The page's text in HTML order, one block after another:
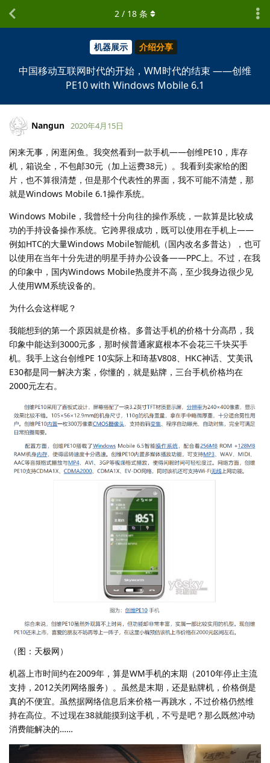
机器展示 介绍分享
中国移动互联网时代的开始，WM时代的结束 ——创维
PE10 with Windows Mobile 6.1
2 / 18 条
Nangun 2020年4月15日
闲来无事，闲逛闲鱼。我突然看到一款手机——创维PE10，库存
机，箱说全，不包邮30元（加上运费38元）。我看到卖家给的图
片，也不算很清楚，但是那个代表性的界面，我不可能不清楚，那
就是Windows Mobile 6.1操作系统。
Windows Mobile，我曾经十分向往的操作系统，一款算是比较成
功的手持设备操作系统。它跨界很成功，既可以使用在手机上——
例如HTC的大量Windows Mobile智能机（国内改名多普达），也可
以使用在当年十分先进的明星手持办公设备——PPC上。不过，在我
的印象中，国内Windows Mobile热度并不高，至少我身边很少见
人使用WM系统设备的。
为什么会这样呢？
我能想到的第一个原因就是价格。多普达手机的价格十分高昂，我
印象中能达到3000元多，那时候普通家庭根本不会花三千块买手
机。我手上这台创维PE 10实际上和琦基V808、HKC神话、艾美讯
E30都是同一解决方案，你懂的，就是贴牌，三台手机价格均在
2000元左右。
（图：天极网）
机器上市时间约在2009年，算是WM手机的末期（2010年停止主流
支持，2012关闭网络服务）。虽然是末期，还是贴牌机，价格倒是
真的不便宜。虽然据网络信息后来价格一再跳水，不过价格仍然维
持在高位。不过现在38就能摸到这手机，不亏是吧？那么既然冲动
消费能解决的……